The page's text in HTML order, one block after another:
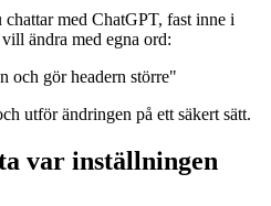
med ChatGPT, fast inne i
ändra med egna ord:
och gör headern större"
utför ändringen på ett säkert sätt.
var inställningen